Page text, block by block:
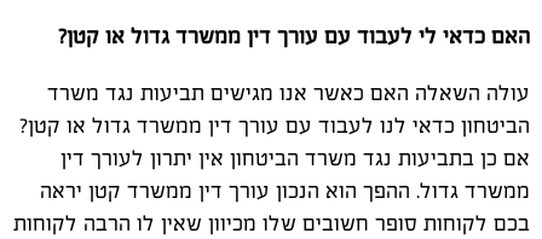
האם כדאי לי לעבוד עם עורך דין ממשרד גדול או קטן?
עולה השאלה האם כאשר אנו מגישים תביעות נגד משרד
הביטחון כדאי לנו לעבוד עם עורך דין ממשרד גדול או קטן?
אם כן בתביעות נגד משרד הביטחון אין יתרון לעורך דין
ממשרד גדול. ההפך הוא הנכון עורך דין ממשרד קטן יראה
בכם לקוחות סופר חשובים שלו מכיוון שאין לו הרבה לקוחות